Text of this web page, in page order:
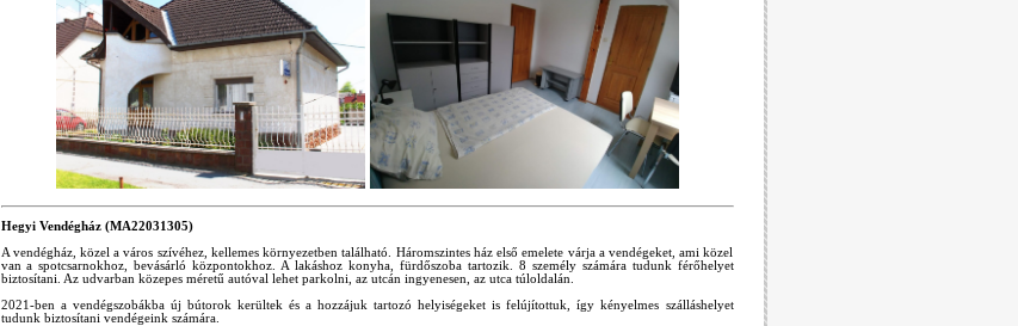
Hegyi Vendégház (MA22031305)
A vendégház, közel a város szívéhez, kellemes környezetben található. Háromszintes ház első emelete várja a vendégeket, ami közel
van a spotcsarnokhoz, bevásárló központokhoz. A lakáshoz konyha, fürdőszoba tartozik. 8 személy számára tudunk férőhelyet
biztosítani. Az udvarban közepes méretű autóval lehet parkolni, az utcán ingyenesen, az utca túloldalán.
2021-ben a vendégszobákba új bútorok kerültek és a hozzájuk tartozó helyiségeket is felújítottuk, így kényelmes szálláshelyet
tudunk biztosítani vendégeink számára.